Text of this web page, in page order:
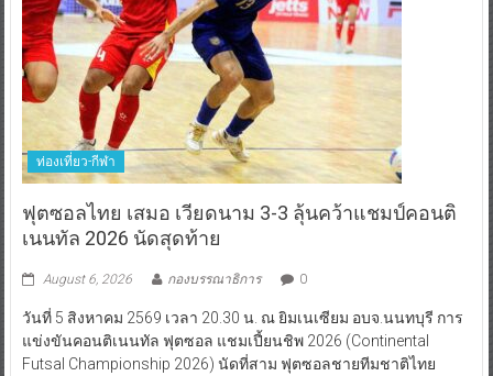
ท่องเที่ยว-กีฬา
ฟุตซอลไทย เสมอ เวียดนาม 3-3 ลุ้นคว้าแชมป์คอนติ
เนนทัล 2026 นัดสุดท้าย
August 6, 2026 กองบรรณาธิการ 0
วันที่ 5 สิงหาคม 2569 เวลา 20.30 น. ณ ยิมเนเซียม อบจ.นนทบุรี การ
แข่งขันคอนติเนนทัล ฟุตซอล แชมเปี้ยนชิพ 2026 (Continental
Futsal Championship 2026) นัดที่สาม ฟุตซอลชายทีมชาติไทย